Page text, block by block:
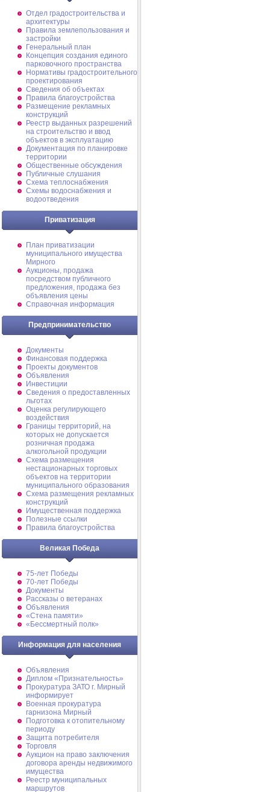
Отдел градостроительства и
архитектуры
Правила землепользования и
застройки
Генеральный план
Концепция создания единого
парковочного пространства
Нормативы градостроительного
проектирования
Сведения об объектах
Правила благоустройства
Размещение рекламных
конструкций
Реестр выданных разрешений
на строительство и ввод
объектов в эксплуатацию
Документация по планировке
территории
Общественные обсуждения
Публичные слушания
Схема теплоснабжения
Схемы водоснабжения и
водоотведения
Приватизация
План приватизации
муниципального имущества
Мирного
Аукционы, продажа
посредством публичного
предложения, продажа без
объявления цены
Справочная информация
Предпринимательство
Документы
Финансовая поддержка
Проекты документов
Объявления
Инвестиции
Сведения о предоставленных
льготах
Оценка регулирующего
воздействия
Границы территорий, на
которых не допускается
розничная продажа
алкогольной продукции
Схема размещения
нестационарных торговых
объектов на территории
муниципального образования
Схема размещения рекламных
конструкций
Имущественная поддержка
Полезные ссылки
Правила благоустройства
Великая Победа
75-лет Победы
70-лет Победы
Документы
Рассказы о ветеранах
Объявления
«Стена памяти»
«Бессмертный полк»
Информация для населения
Объявления
Диплом «Признательность»
Прокуратура ЗАТО г. Мирный
информирует
Военная прокуратура
гарнизона Мирный
Подготовка к отопительному
периоду
Защита потребителя
Торговля
Аукцион на право заключения
договора аренды недвижимого
имущества
Реестр муниципальных
маршрутов